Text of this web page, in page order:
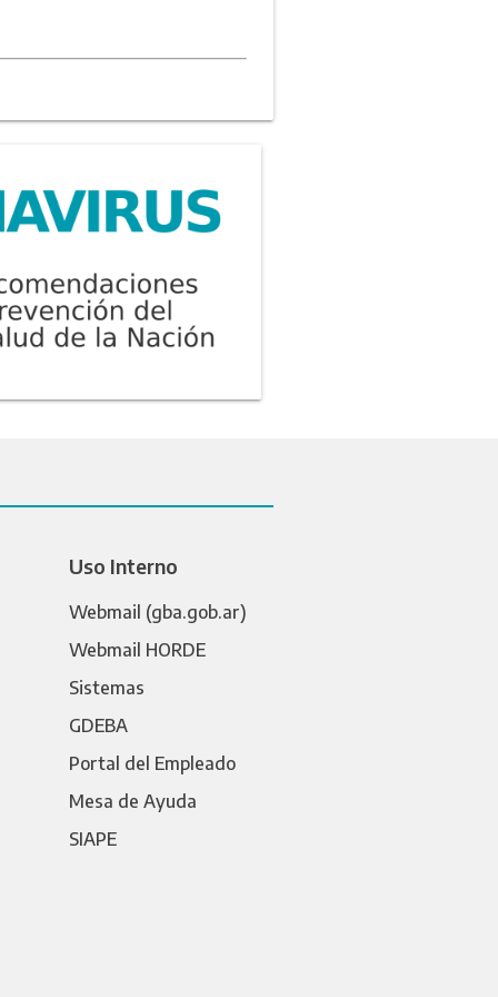
Uso Interno
Webmail (gba.gob.ar)
Webmail HORDE
Sistemas
GDEBA
Portal del Empleado
Mesa de Ayuda
SIAPE